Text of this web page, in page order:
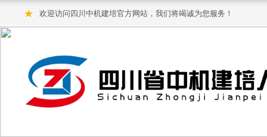
★ 欢迎访问四川中机建培官方网站，我们将竭诚为您服务！